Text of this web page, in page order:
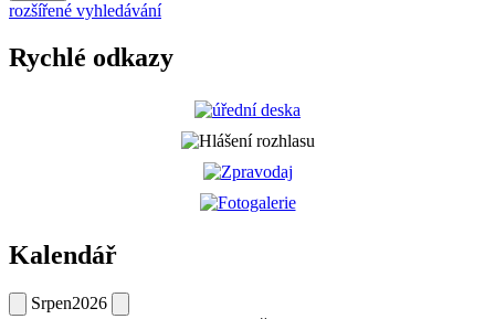
rozšířené vyhledávání
Rychlé odkazy
Kalendář
Srpen2026